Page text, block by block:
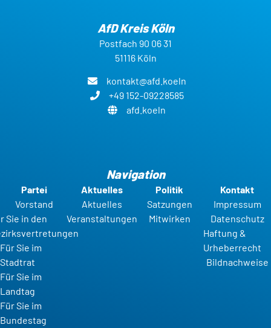
AfD Kreis Köln
Postfach 90 06 31
51116 Köln
kontakt@afd.koeln
+49 152-09228585
afd.koeln
Navigation
Partei
Vorstand
Sie in den
Für Sie im
Stadtrat
Für Sie im
Landtag
Für Sie im
Bundestag
Aktuelles
Aktuelles
Veranstaltungen
Politik
Satzungen
Mitwirken
Kontakt
Impressum
Datenschutz
Haftung &
Urheberrecht
Bildnachweise